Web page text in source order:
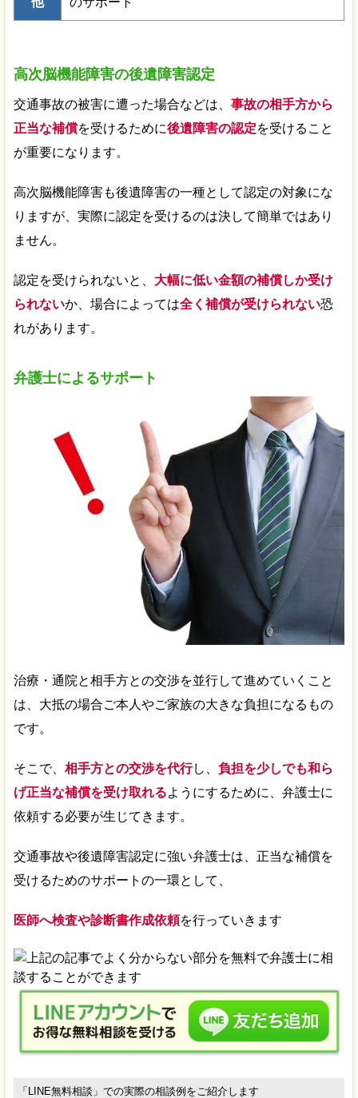
高次脳機能障害の後遺障害認定
交通事故の被害に遭った場合などは、 事故の相手方から
正当な補償を受けるために後遺障害の認定を受けること
が重要になります。
高次脳機能障害も後遺障害の一種として認定の対象にな
りますが、実際に認定を受けるのは決して簡単ではあり
ません。
認定を受けられないと、 大幅に低い金額の補償しか受け
られないか、場合によっては全く補償が受けられない恐
れがあります。
弁護士によるサポート
治療・通院と相手方との交渉を並行して進めていくこと
は、大抵の場合ご本人やご家族の大きな負担になるもの
です。
そこで、 相手方との交渉を代行し、 負担を少しでも和ら
げ正当な補償を受け取れるようにするために、弁護士に
依頼する必要が生じてきます。
交通事故や後遺障害認定に強い弁護士は、正当な補償を
受けるためのサポートの一環として、
医師へ検査や診断書作成依頼を行っていきます
「LINE無料相談」での実際の相談例をご紹介します